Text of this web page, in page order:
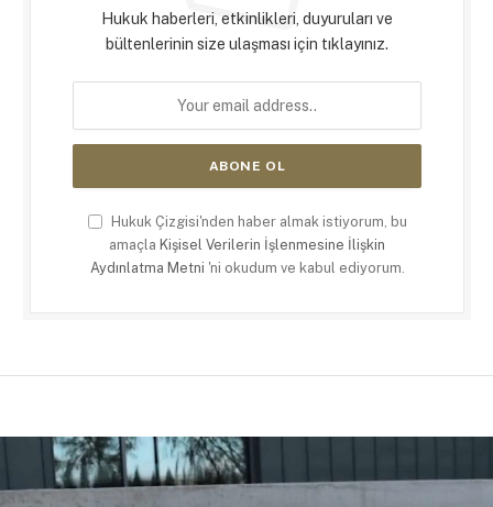
Hukuk haberleri, etkinlikleri, duyuruları ve
bültenlerinin size ulaşması için tıklayınız.
Hukuk Çizgisi'nden haber almak istiyorum, bu
amaçla Kişisel Verilerin İşlenmesine İlişkin
Aydınlatma Metni 'ni okudum ve kabul ediyorum.